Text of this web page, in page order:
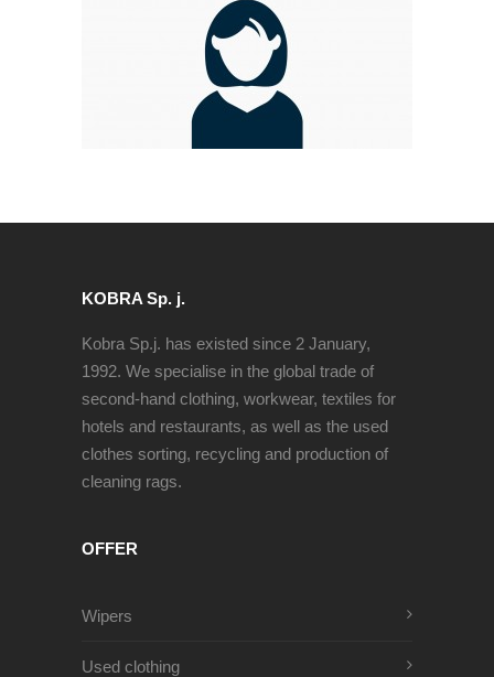
KOBRA Sp. j.
Kobra Sp.j. has existed since 2 January,
1992. We specialise in the global trade of
second-hand clothing, workwear, textiles for
hotels and restaurants, as well as the used
clothes sorting, recycling and production of
cleaning rags.
OFFER
Wipers
Used clothing